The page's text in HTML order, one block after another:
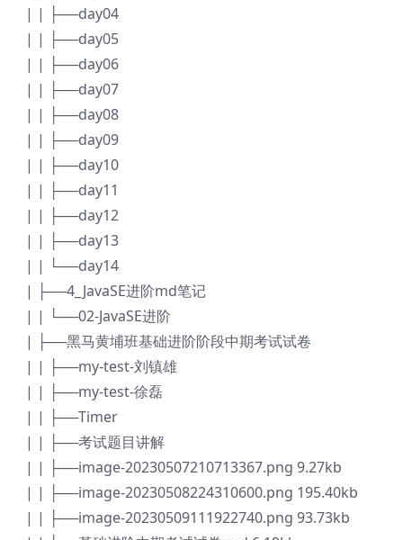
| | ├──day04
| | ├──day05
| | ├──day06
| | ├──day07
| | ├──day08
| | ├──day09
| | ├──day10
| | ├──day11
| | ├──day12
| | ├──day13
| | └──day14
| ├──4_JavaSE进阶md笔记
| | └──02-JavaSE进阶
| ├──黑马黄埔班基础进阶阶段中期考试试卷
| | ├──my-test-刘镇雄
| | ├──my-test-徐磊
| | ├──Timer
| | ├──考试题目讲解
| | ├──image-20230507210713367.png 9.27kb
| | ├──image-20230508224310600.png 195.40kb
| | ├──image-20230509111922740.png 93.73kb